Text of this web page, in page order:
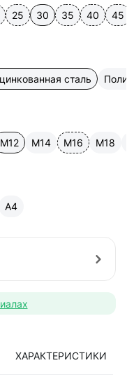
25 30 35 40 45
сталь
М12 М14 М16 М18
А4
ХАРАКТЕРИСТИКИ